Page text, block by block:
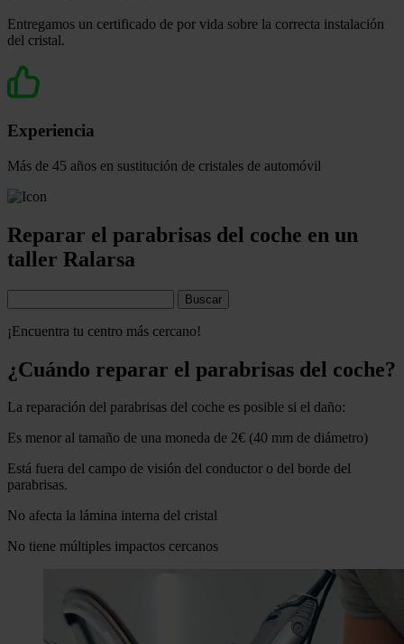
Entregamos un certificado de por vida sobre la correcta instalación
del cristal.
Experiencia
Más de 45 años en sustitución de cristales de automóvil
Reparar el parabrisas del coche en un
taller Ralarsa
Buscar
¡Encuentra tu centro más cercano!
¿Cuándo reparar el parabrisas del coche?
La reparación del parabrisas del coche es posible si el daño:
Es menor al tamaño de una moneda de 2€ (40 mm de diámetro)
Está fuera del campo de visión del conductor o del borde del
parabrisas.
No afecta la lámina interna del cristal
No tiene múltiples impactos cercanos